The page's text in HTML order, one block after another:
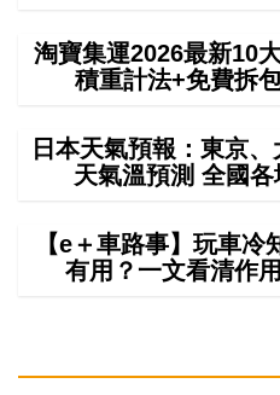
淘寶集運2026最新10
積重計法+免費拆
日本天氣預報：東京
天氣溫預測 全國
【e＋車路事】玩車
有用？一文看清作